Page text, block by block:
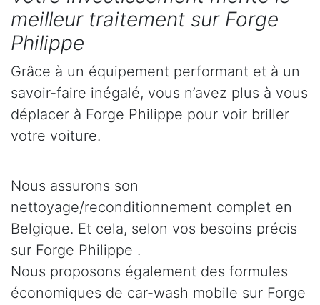
meilleur traitement sur Forge
Philippe
Grâce à un équipement performant et à un
savoir-faire inégalé, vous n’avez plus à vous
déplacer à Forge Philippe pour voir briller
votre voiture.
Nous assurons son
nettoyage/reconditionnement complet en
Belgique. Et cela, selon vos besoins précis
sur Forge Philippe .
Nous proposons également des formules
économiques de car-wash mobile sur Forge